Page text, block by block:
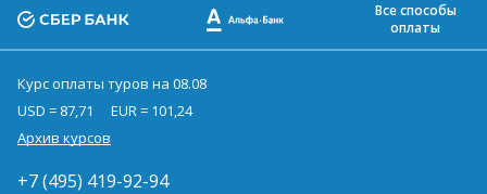
Все способы
оплаты
Курс оплаты туров на 08.08
USD = 87,71
EUR = 101,24
Архив курсов
+7 (495) 419-92-94